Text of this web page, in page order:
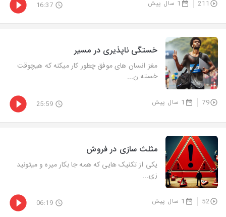
211 1 سال پیش 16:37
خستگی ناپذیری در مسیر
مغز انسان های موفق چطور کار میکنه که هیچوقت
خسته ن...
79 1 سال پیش 25:59
مثلث سازی در فروش
یکی از تکنیک هایی که همه جا بکار میره و میتونید
زی...
52 1 سال پیش 06:19